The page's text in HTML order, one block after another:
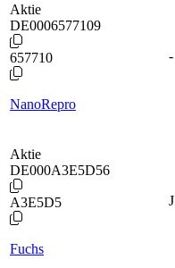
Aktie
DE0006577109
657710
NanoRepro
-
Aktie
DE000A3E5D56
A3E5D5
Fuchs
J